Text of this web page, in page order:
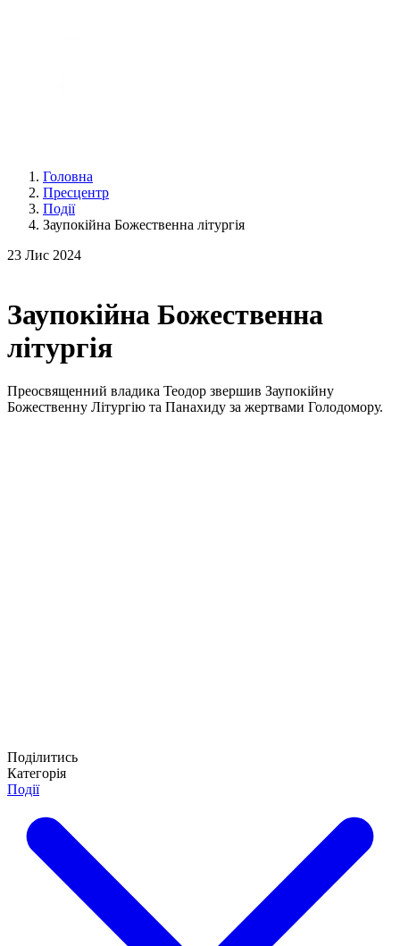
Головна
Пресцентр
Події
Заупокійна Божественна літургія
23 Лис 2024
Заупокійна Божественна
літургія
Преосвященний владика Теодор звершив Заупокійну
Божественну Літургію та Панахиду за жертвами Голодомору.
Поділитись
Категорія
Події